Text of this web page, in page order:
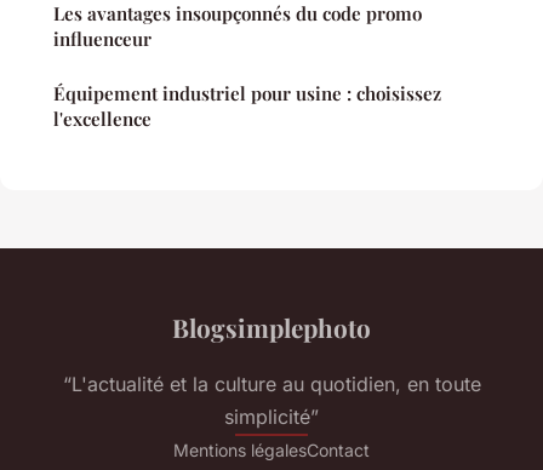
Les avantages insoupçonnés du code promo
influenceur
Équipement industriel pour usine : choisissez
l'excellence
Blogsimplephoto
“L'actualité et la culture au quotidien, en toute
simplicité”
Mentions légalesContact